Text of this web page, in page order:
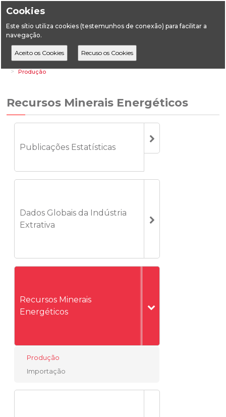
Cookies
Este sítio utiliza cookies (testemunhos de conexão) para facilitar a
navegação.
HomeEstatística Geologia
Recursos Minerais Energéticos
Produção
Recursos Minerais Energéticos
Publicações Estatísticas
Dados Globais da Indústria
Extrativa
Recursos Minerais
Energéticos
Produção
Importação